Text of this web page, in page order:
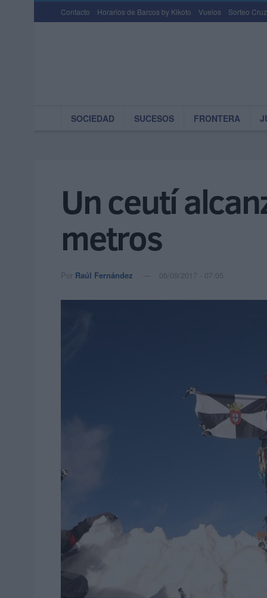
Contacto Horarios de Barcos by Kikoto Vuelos Sorteo
SOCIEDAD SUCESOS FRONTERA
Un ceutí
metros
Por Raúl Fernández 06/09/2017 - 07:05